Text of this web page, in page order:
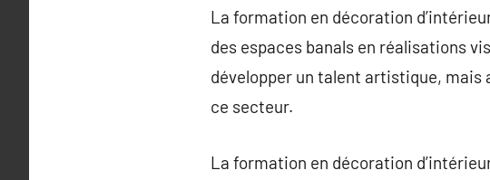
La formation en décoration
des espaces banals en réalisations
développer un talent artistique, mais
ce secteur.
La formation en décoration